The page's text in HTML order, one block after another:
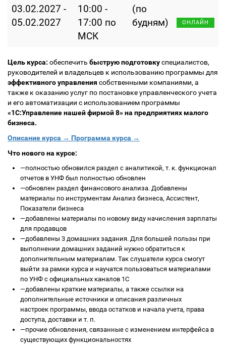
03.02.2027 -
05.02.2027
10:00 -
17:00 по
МСК
(по
будням)
ОНЛАЙН
Цель курса: обеспечить быструю подготовкуспециалистов,
руководителей и владельцев к использованию программы для
эффективного управления собственными компаниями, а
также к оказанию услуг по постановке управленческого учета
и его автоматизации с использованием программы
«1С:Управление нашей фирмой 8» на предприятиях малого
бизнеса.
Описание курса → Программа курса →
Что нового на курсе:
—полностью обновился раздел с аналитикой, т. к. функционал
отчетов в УНФ был полностью обновлен
—обновлен раздел финансового анализа. Добавлены
материалы по инструментам Анализ бизнеса, Ассистент,
Показатели бизнеса
—добавлены материалы по новому виду начисления зарплаты
для продавцов
—добавлены 3 домашних задания. Для большей пользы при
выполнении домашних заданий нужно обратиться к
дополнительным материалам. Так слушатели курса смогут
выйти за рамки курса и научатся пользоваться материалами
по УНФ с официальных каналов 1С
—добавлены краткие материалы, а также ссылки на
дополнительные источники и описания различных
настроек программы, ввода остатков и начала учета, права
доступа, доставки и т. п.
—прочие обновления, связанные с изменением интерфейса в
существующих функциональностях